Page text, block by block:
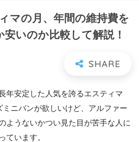
マの月、年間の維持費を
いのか比較して解説！
年安定した人気を誇るエスティマ
ニバンが欲しいけど、アルファー
ようないかつい見た目が苦手な人に
ています。